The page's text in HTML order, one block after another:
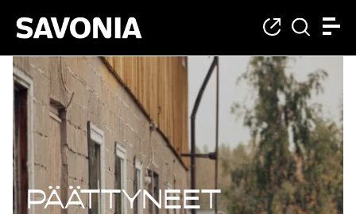
Päättyneet
Päättyneet